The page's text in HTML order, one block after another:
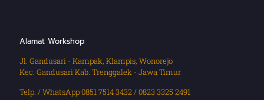
Alamat Workshop
Jl. Gandusari - Kampak, Klampis, Wonorejo
Kec. Gandusari Kab. Trenggalek - Jawa Timur
Telp. / WhatsApp 0851 7514 3432 / 0823 3325 2491